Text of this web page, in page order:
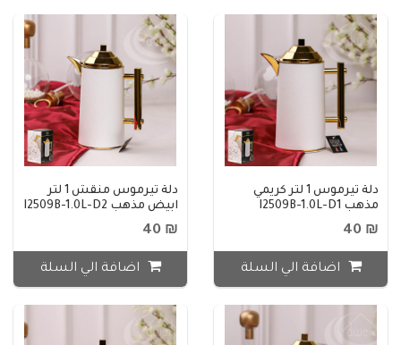
دلة تيرموس 1 لتر كريمي
مذهب I2509B-1.0L-D1
₪ 40
اضافة الي السلة
دلة تيرموس منقش 1 لتر
ابيض مذهب I2509B-1.0L-D2
₪ 40
اضافة الي السلة